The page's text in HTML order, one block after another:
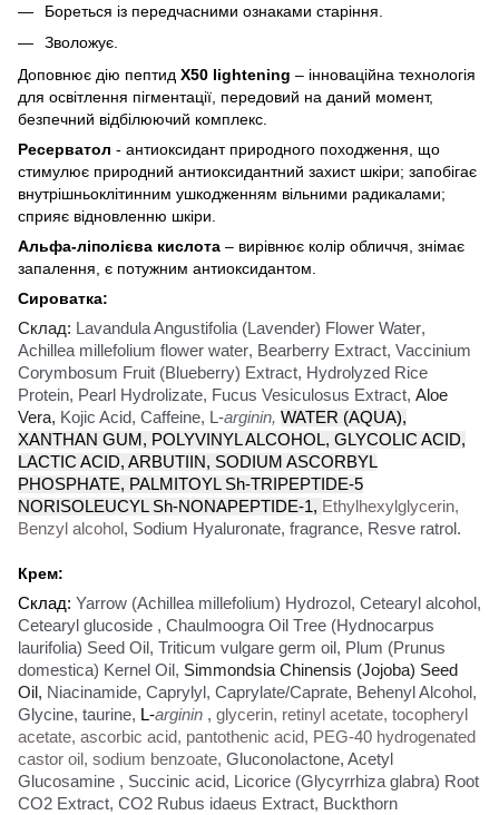
Бореться із передчасними ознаками старіння.
Зволожує.
Доповнює дію пептид X50 lightening – інноваційна технологія
для освітлення пігментації, передовий на даний момент,
безпечний відбілюючий комплекс.
Ресерватол - антиоксидант природного походження, що
стимулює природний антиоксидантний захист шкіри; запобігає
внутрішньоклітинним ушкодженням вільними радикалами;
сприяє відновленню шкіри.
Альфа-ліполієва кислота – вирівнює колір обличчя, знімає
запалення, є потужним антиоксидантом.
Сироватка:
Склад: Lavandula Angustifolia (Lavender) Flower Water,
Achillea millefolium flower water, Bearberry Extract, Vaccinium
Corymbosum Fruit (Blueberry) Extract, Hydrolyzed Rice
Protein, Pearl Hydrolizate, Fucus Vesiculosus Extract, Aloe
Vera, Kojic Acid, Caffeine, L-arginin, WATER (AQUA),
XANTHAN GUM, POLYVINYL ALCOHOL, GLYCOLIC ACID,
LACTIC ACID, ARBUTIIN, SODIUM ASCORBYL
PHOSPHATE, PALMITOYL Sh-TRIPEPTIDE-5
NORISOLEUCYL Sh-NONAPEPTIDE-1, Ethylhexylglycerin,
Benzyl alcohol , Sodium Hyaluronate, fragrance, Resve ratrol .
Крем:
Склад: Yarrow (Achillea millefolium) Hydrozol, Cetearyl alcohol,
Cetearyl gluсoside , Сhaulmoogra Оil Тree (Hydnocarpus
laurifolia) Seed Oil, Triticum vulgare germ oil, Plum (Prunus
domestica) Kernel Oil, Simmondsia Chinensis (Jojoba) Seed
Oil, Niacinamide, Caprylyl, Caprylate/Caprate, Behenyl Alcohol,
Glycine, taurine, L-arginin , glycerin, retinyl acetate, tocopheryl
acetate, ascorbic acid, pantothenic acid, PEG-40 hydrogenated
castor oil, sodium benzoate, Gluconolactone, Acetyl
Glucosamine , Succinic acid, Licorice (Glycyrrhiza glabra) Root
CO2 Extract, CO2 Rubus idaeus Extract, Buckthorn